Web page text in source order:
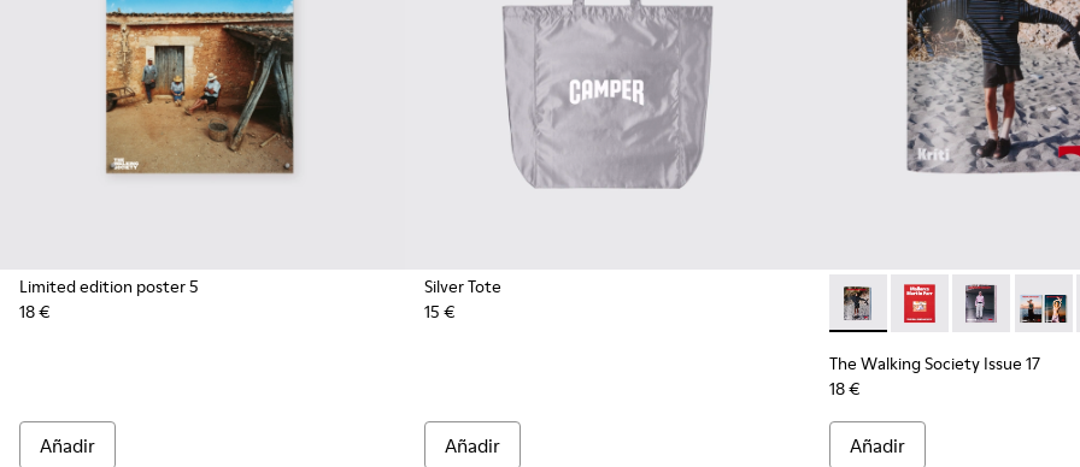
Limited edition poster 5
18 €
Añadir
Silver Tote
15 €
Añadir
The Walking Society Issue
The Walking Society
The Walking
The
The Walking Society Issue 17
18 €
Añadir